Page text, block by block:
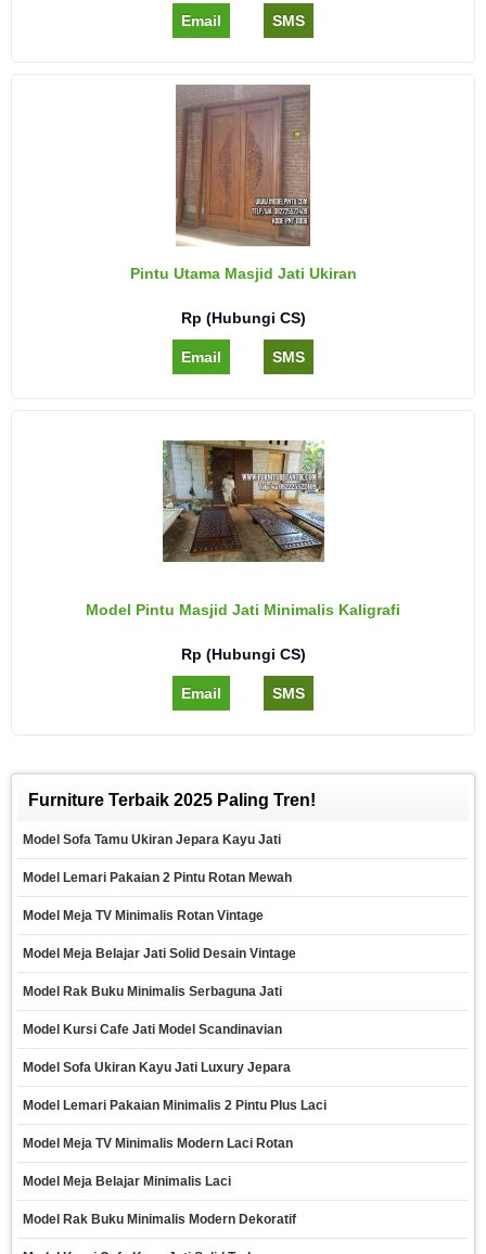
Email SMS
Pintu Utama Masjid Jati Ukiran
Rp (Hubungi CS)
Email SMS
Model Pintu Masjid Jati Minimalis Kaligrafi
Rp (Hubungi CS)
Email SMS
Furniture Terbaik 2025 Paling Tren!
Model Sofa Tamu Ukiran Jepara Kayu Jati
Model Lemari Pakaian 2 Pintu Rotan Mewah
Model Meja TV Minimalis Rotan Vintage
Model Meja Belajar Jati Solid Desain Vintage
Model Rak Buku Minimalis Serbaguna Jati
Model Kursi Cafe Jati Model Scandinavian
Model Sofa Ukiran Kayu Jati Luxury Jepara
Model Lemari Pakaian Minimalis 2 Pintu Plus Laci
Model Meja TV Minimalis Modern Laci Rotan
Model Meja Belajar Minimalis Laci
Model Rak Buku Minimalis Modern Dekoratif